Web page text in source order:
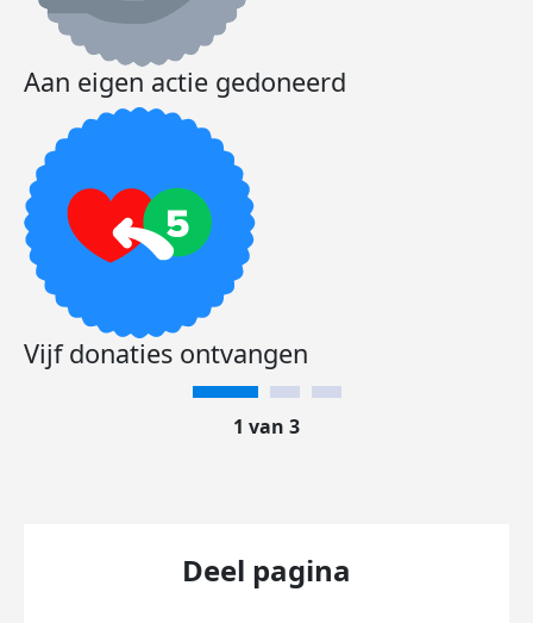
Aan eigen actie gedoneerd
Vijf donaties ontvangen
1 van 3
Deel pagina